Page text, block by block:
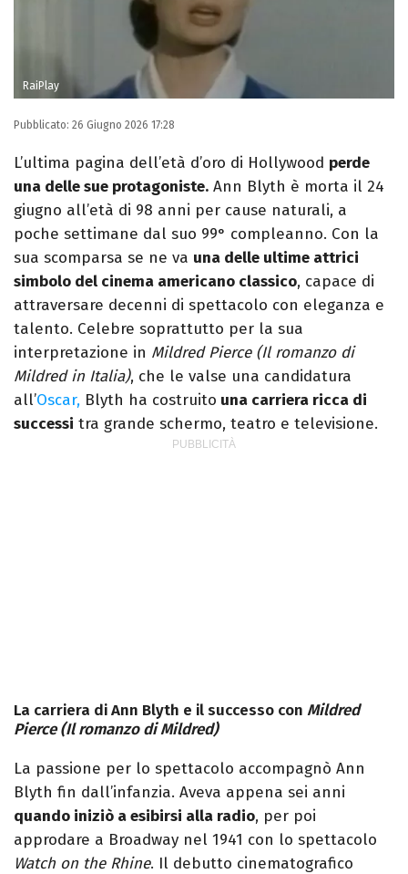
RaiPlay
Pubblicato: 26 Giugno 2026 17:28
L’ultima pagina dell’età d’oro di Hollywood perde
una delle sue protagoniste. Ann Blyth è morta il 24
giugno all’età di 98 anni per cause naturali, a
poche settimane dal suo 99° compleanno. Con la
sua scomparsa se ne va una delle ultime attrici
simbolo del cinema americano classico, capace di
attraversare decenni di spettacolo con eleganza e
talento. Celebre soprattutto per la sua
interpretazione in Mildred Pierce (Il romanzo di
Mildred in Italia), che le valse una candidatura
all’Oscar, Blyth ha costruito una carriera ricca di
successi tra grande schermo, teatro e televisione.
La carriera di Ann Blyth e il successo con Mildred
Pierce (Il romanzo di Mildred)
La passione per lo spettacolo accompagnò Ann
Blyth fin dall’infanzia. Aveva appena sei anni
quando iniziò a esibirsi alla radio, per poi
approdare a Broadway nel 1941 con lo spettacolo
Watch on the Rhine. Il debutto cinematografico